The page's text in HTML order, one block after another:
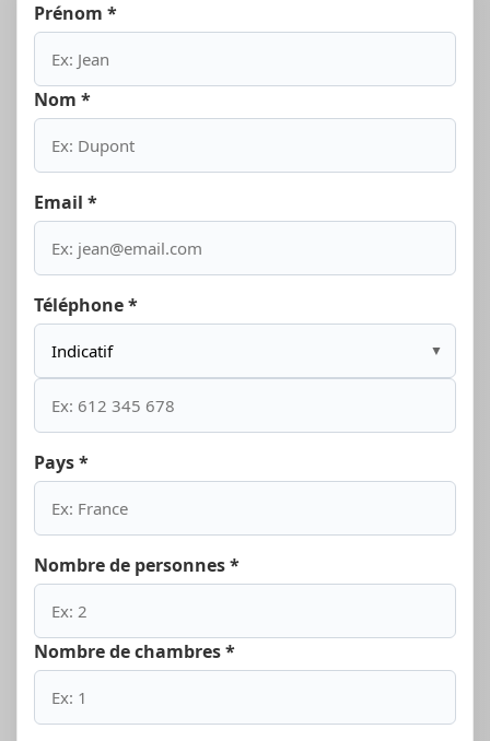
Prénom *
Nom *
Email *
Téléphone *
▼
Pays *
Nombre de personnes *
Nombre de chambres *